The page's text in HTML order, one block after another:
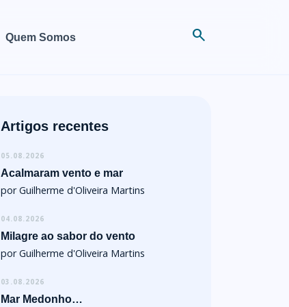
Quem Somos search
Artigos recentes
05.08.2026
Acalmaram vento e mar
por Guilherme d'Oliveira Martins
04.08.2026
Milagre ao sabor do vento
por Guilherme d'Oliveira Martins
03.08.2026
Mar Medonho…